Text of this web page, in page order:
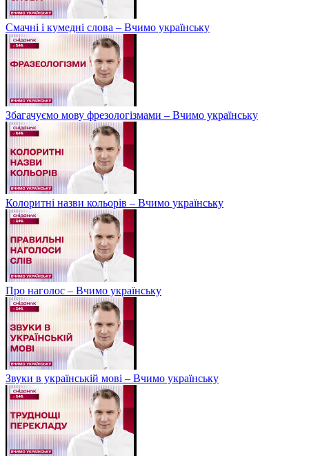
Смачні і кумедні слова – Вчимо українську
Збагачуємо мову фрезологізмами – Вчимо українську
Колоритні назви кольорів – Вчимо українську
Про наголос – Вчимо українську
Звуки в українській мові – Вчимо українську